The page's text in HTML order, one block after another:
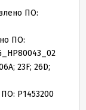
ПО:
ПО:
23F; 26D;
ПО: P1453200